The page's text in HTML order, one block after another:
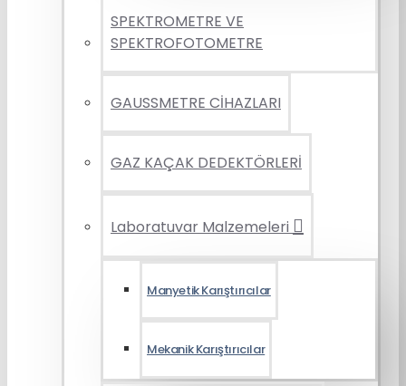
SPEKTROMETRE VE
SPEKTROFOTOMETRE
GAUSSMETRE CİHAZLARI
GAZ KAÇAK DEDEKTÖRLERİ
Laboratuvar Malzemeleri
Manyetik Karıştırıcılar
Mekanik Karıştırıcılar